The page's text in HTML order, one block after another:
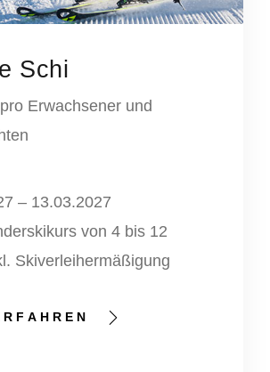
Schi
Erwachsener und
– 13.03.2027
von 4 bis 12
Skiverleihermäßigung